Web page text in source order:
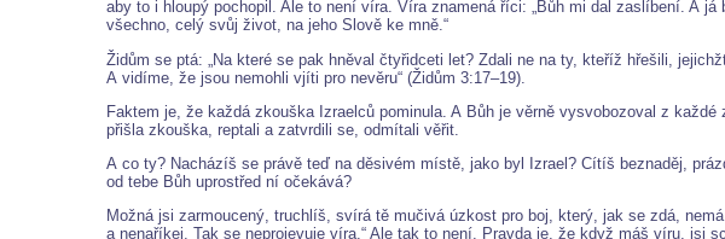
aby to i hloupý pochopil. Ale to není víra. Víra znamená říci: „Bůh mi dal zaslíbení. A
všechno, celý svůj život, na jeho Slově ke mně.“
Židům se ptá: „Na které se pak hněval čtyřidceti let? Zdali ne na ty, kteříž hřešili,
A vidíme, že jsou nemohli vjíti pro nevěru“ (Židům 3:17–19).
Faktem je, že každá zkouška Izraelců pominula. A Bůh je věrně vysvobozoval z
přišla zkouška, reptali a zatvrdili se, odmítali věřit.
A co ty? Nacházíš se právě teď na děsivém místě, jako byl Izrael? Cítíš beznaděj,
od tebe Bůh uprostřed ní očekává?
Možná jsi zarmoucený, truchlíš, svírá tě mučivá úzkost pro boj, který, jak se zdá,
a nenaříkej. Tak se neprojevuje víra.“ Ale tak to není. Pravda je, že když máš víru,